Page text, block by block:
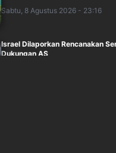
Sabtu, 8 Agustus 2026 - 23:16
Israel Dilaporkan Rencanakan
Dukungan AS